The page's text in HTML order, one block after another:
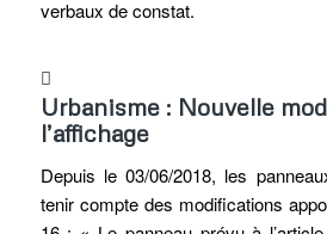
verbaux de constat.
Urbanisme : Nouvelle
l’affichage
Depuis le 03/06/2018, les
tenir compte des modifications